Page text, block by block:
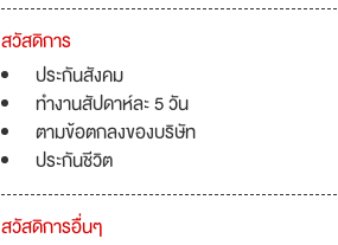
สวัสดิการ
ประกันสังคม
ทำงานสัปดาห์ละ 5 วัน
ตามข้อตกลงของบริษัท
ประกันชีวิต
สวัสดิการอื่นๆ